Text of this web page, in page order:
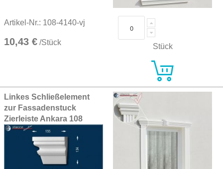
Artikel-Nr.: 108-4140-vj
10,43 € /Stück Stück
Linkes Schließelement
zur Fassadenstuck
Zierleiste Ankara 108